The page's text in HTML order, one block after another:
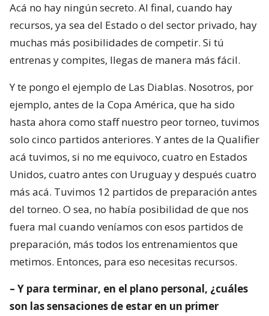
Acá no hay ningún secreto. Al final, cuando hay
recursos, ya sea del Estado o del sector privado, hay
muchas más posibilidades de competir. Si tú
entrenas y compites, llegas de manera más fácil.
Y te pongo el ejemplo de Las Diablas. Nosotros, por
ejemplo, antes de la Copa América, que ha sido
hasta ahora como staff nuestro peor torneo, tuvimos
solo cinco partidos anteriores. Y antes de la Qualifier
acá tuvimos, si no me equivoco, cuatro en Estados
Unidos, cuatro antes con Uruguay y después cuatro
más acá. Tuvimos 12 partidos de preparación antes
del torneo. O sea, no había posibilidad de que nos
fuera mal cuando veníamos con esos partidos de
preparación, más todos los entrenamientos que
metimos. Entonces, para eso necesitas recursos.
– Y para terminar, en el plano personal, ¿cuáles
son las sensaciones de estar en un primer